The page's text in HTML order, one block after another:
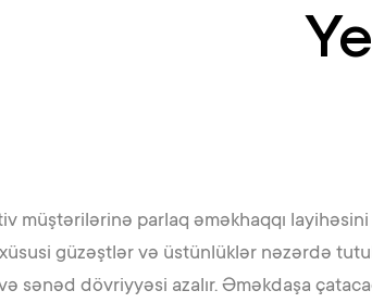
müştərilərinə parlaq əməkhaqqı
güzəştlər və üstünlüklər nəzərdə
sənəd dövriyyəsi azalır. Əməkdaşa